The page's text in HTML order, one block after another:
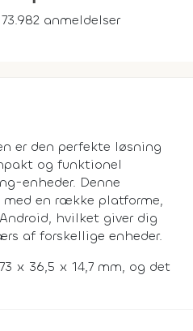
anmeldelser
er den perfekte løsning
og funktionel
enheder. Denne
en række platforme,
hvilket giver dig
af forskellige enheder.
x 36,5 x 14,7 mm, og det